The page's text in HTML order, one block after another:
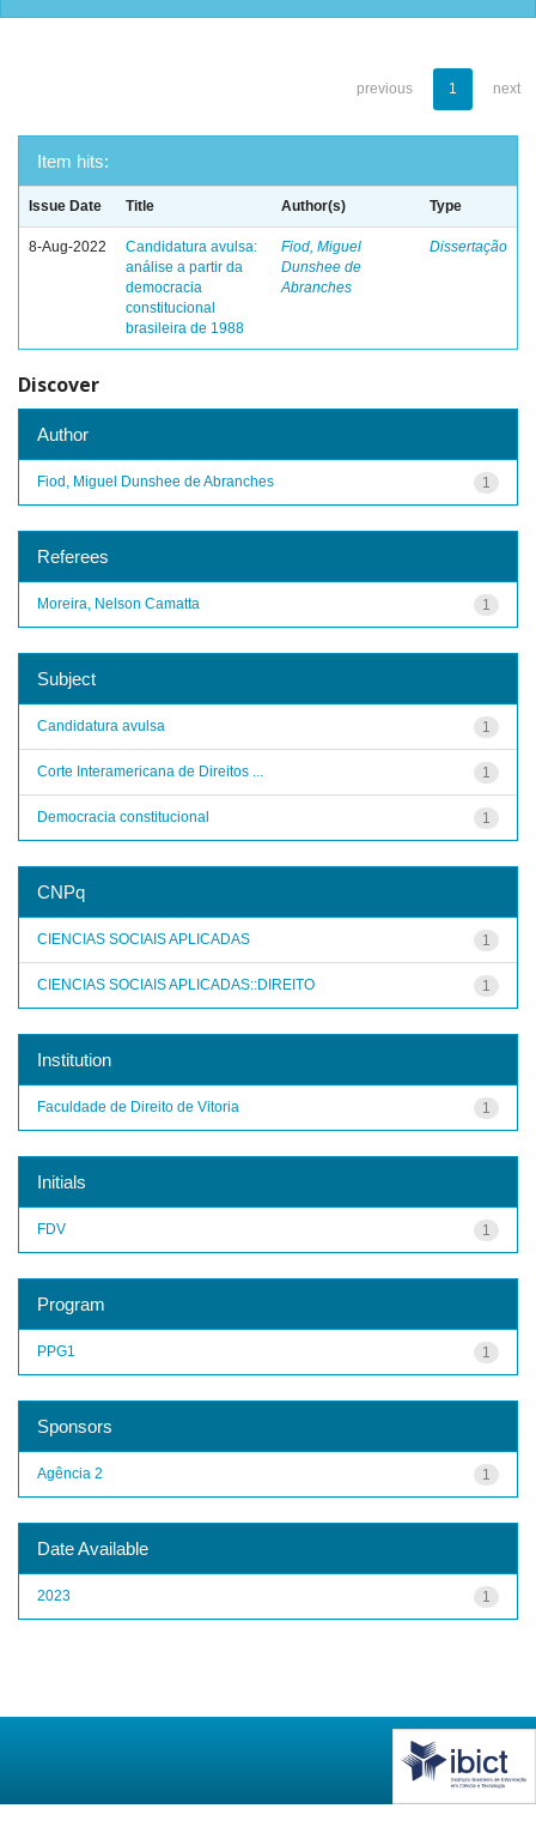
previous 1 next
Item hits:
Issue Date Title Author(s) Type
8-Aug-2022
Candidatura avulsa:
análise a partir da
democracia
constitucional
brasileira de 1988
Fiod, Miguel
Dunshee de
Abranches
Dissertação
Discover
Author
1
Fiod, Miguel Dunshee de Abranches
Referees
1
Moreira, Nelson Camatta
Subject
1
Candidatura avulsa
1
Corte Interamericana de Direitos ...
1
Democracia constitucional
CNPq
1
CIENCIAS SOCIAIS APLICADAS
1
CIENCIAS SOCIAIS APLICADAS::DIREITO
Institution
1
Faculdade de Direito de Vitoria
Initials
1
FDV
Program
1
PPG1
Sponsors
1
Agência 2
Date Available
1
2023